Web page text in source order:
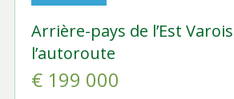
Arrière-pays de l’Est
l’autoroute
€ 199 000